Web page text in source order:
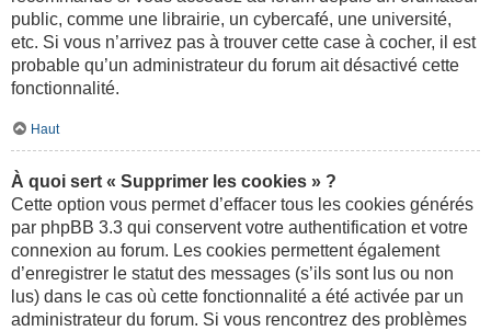
public, comme une librairie, un cybercafé, une université,
etc. Si vous n’arrivez pas à trouver cette case à cocher, il est
probable qu’un administrateur du forum ait désactivé cette
fonctionnalité.
Haut
À quoi sert « Supprimer les cookies » ?
Cette option vous permet d’effacer tous les cookies générés
par phpBB 3.3 qui conservent votre authentification et votre
connexion au forum. Les cookies permettent également
d’enregistrer le statut des messages (s’ils sont lus ou non
lus) dans le cas où cette fonctionnalité a été activée par un
administrateur du forum. Si vous rencontrez des problèmes